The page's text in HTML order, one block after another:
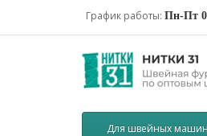
График работы: Пн-Пт
Для швейных машин